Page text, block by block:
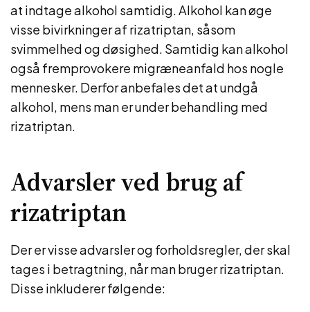
at indtage alkohol samtidig. Alkohol kan øge
visse bivirkninger af rizatriptan, såsom
svimmelhed og døsighed. Samtidig kan alkohol
også fremprovokere migræneanfald hos nogle
mennesker. Derfor anbefales det at undgå
alkohol, mens man er under behandling med
rizatriptan.
Advarsler ved brug af
rizatriptan
Der er visse advarsler og forholdsregler, der skal
tages i betragtning, når man bruger rizatriptan.
Disse inkluderer følgende: